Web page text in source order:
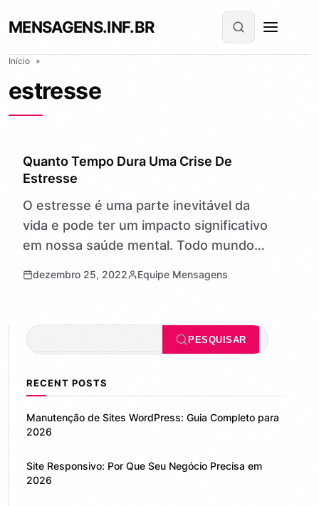
MENSAGENS.INF.BR
Início »
estresse
UNCATEGORIZED
Quanto Tempo Dura Uma Crise De
Estresse
O estresse é uma parte inevitável da
vida e pode ter um impacto significativo
em nossa saúde mental. Todo mundo
maneira diferente, mas…
dezembro 25, 2022 Equipe Mensagens
Pesquisar PESQUISAR
RECENT POSTS
Manutenção de Sites WordPress: Guia Completo para
2026
Site Responsivo: Por Que Seu Negócio Precisa em
2026